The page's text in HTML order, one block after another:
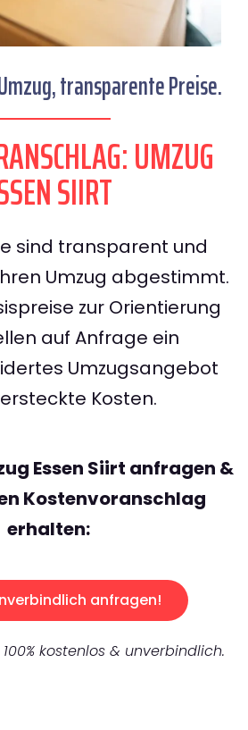
transparente Preise.
UMZUG
SIIRT
sind transparent und
Umzug abgestimmt.
zur Orientierung
auf Anfrage ein
Umzugsangebot
Kosten.
Essen Siirt anfragen &
Kostenvoranschlag
erhalten:
anfragen!
kostenlos & unverbindlich.